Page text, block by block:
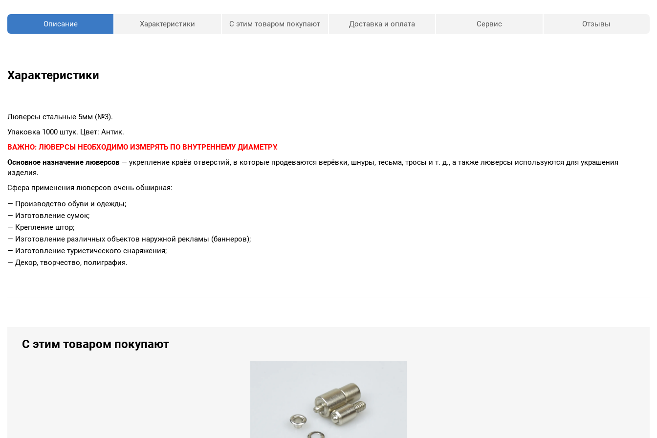
Описание Характеристики С этим товаром покупают Доставка и оплата Сервис Отзывы
Характеристики
Люверсы стальные 5мм (№3).
Упаковка 1000 штук. Цвет: Антик.
ВАЖНО: ЛЮВЕРСЫ НЕОБХОДИМО ИЗМЕРЯТЬ ПО ВНУТРЕННЕМУ ДИАМЕТРУ.
Основное назначение люверсов — укрепление краёв отверстий, в которые продеваются верёвки, шнуры, тесьма, тросы и т. д., а также люверсы используются для украшения
изделия.
Сфера применения люверсов очень обширная:
— Производство обуви и одежды;
— Изготовление сумок;
— Крепление штор;
— Изготовление различных объектов наружной рекламы (баннеров);
— Изготовление туристического снаряжения;
— Декор, творчество, полиграфия.
С этим товаром покупают